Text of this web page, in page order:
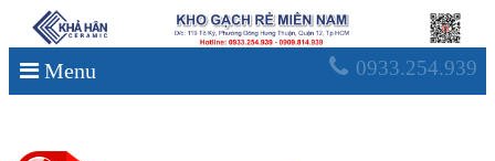
Menu 0933.254.939